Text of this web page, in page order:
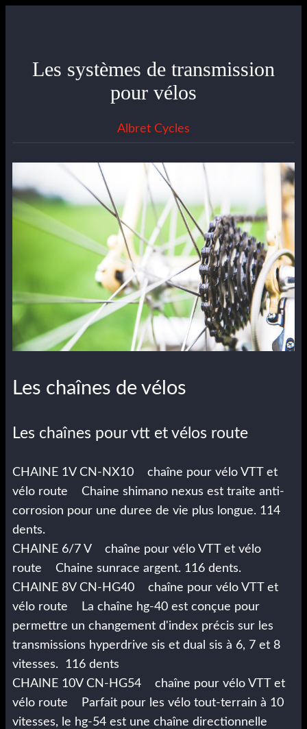
Les systèmes de transmission
pour vélos
Albret Cycles
Les chaînes de vélos
Les chaînes pour vtt et vélos route
CHAINE 1V CN-NX10 chaîne pour vélo VTT et
vélo route Chaine shimano nexus est traite anti-
corrosion pour une duree de vie plus longue. 114
dents.
CHAINE 6/7 V chaîne pour vélo VTT et vélo
route Chaine sunrace argent. 116 dents.
CHAINE 8V CN-HG40 chaîne pour vélo VTT et
vélo route La chaîne hg-40 est conçue pour
permettre un changement d'index précis sur les
transmissions hyperdrive sis et dual sis à 6, 7 et 8
vitesses. 116 dents
CHAINE 10V CN-HG54 chaîne pour vélo VTT et
vélo route Parfait pour les vélo tout-terrain à 10
vitesses, le hg-54 est une chaîne directionnelle